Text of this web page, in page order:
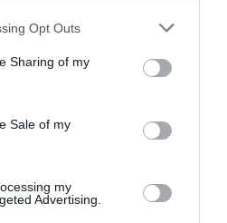
Opt Outs
Sharing of my
Sale of my
my
Advertising.
ΑΝΆΡΤΗΣΗ
ΥΠΟΝΑΥΑΡΧΟΥ Λ.Σ. Ο ΑΓΓΕΛΟΣ